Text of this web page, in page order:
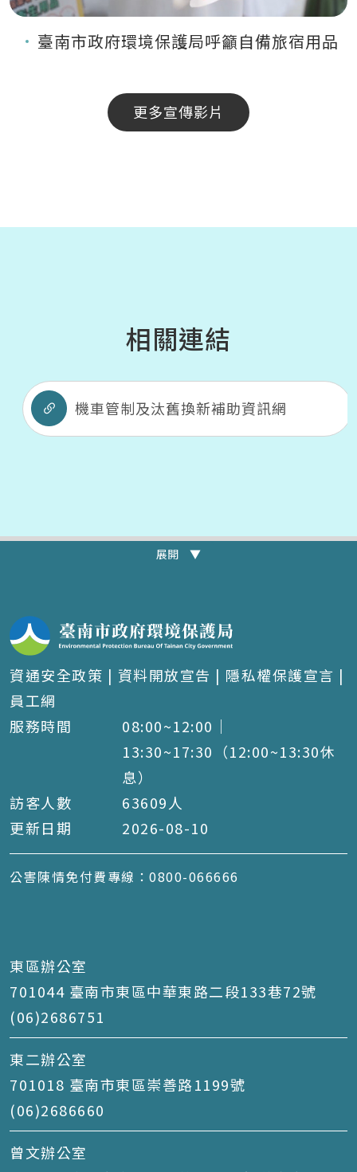
臺南市政府環境保護局呼籲自備旅宿用品
更多宣傳影片
相關連結
機車管制及汰舊換新補助資訊網
展開 ▼
資通安全政策 | 資料開放宣告 | 隱私權保護宣言 |
員工網
服務時間
08:00~12:00｜
13:30~17:30（12:00~13:30休
息）
訪客人數
63609 人
更新日期
2026-08-10
公害陳情免付費專線：0800-066666
東區辦公室
701044 臺南市東區中華東路二段133巷72號
(06)2686751
東二辦公室
701018 臺南市東區崇善路1199號
(06)2686660
曾文辦公室